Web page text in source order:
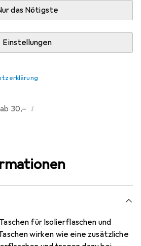
das Nötigste
Einstellungen
In den Warenkorb
30,– i
für Isolierflaschen und
wirken wie eine zusätzliche